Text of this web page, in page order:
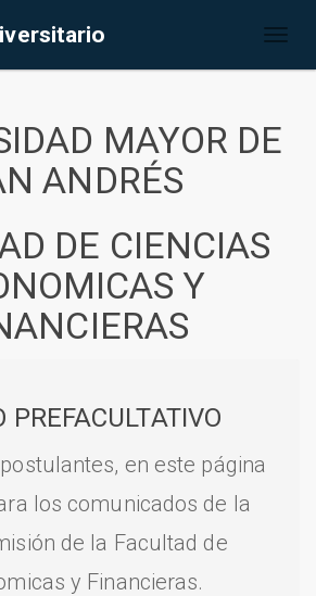
MAYOR DE
ANDRÉS
DE CIENCIAS
Y
PREFACULTATIVO
en este página
los comunicados de la
de la Facultad de
y Financieras.